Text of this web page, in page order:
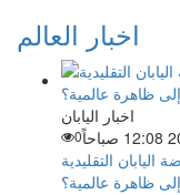
اخبار العالم
اخبار اليابان
0
التقليدية
إلى ظاهرة عالمية؟